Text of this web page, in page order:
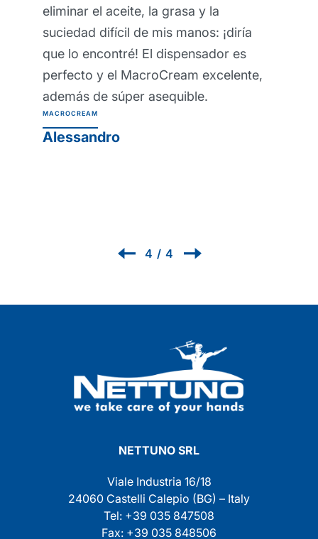
el aceite, la grasa y la
difícil de mis manos: ¡diría
encontré! El dispensador es
y el MacroCream excelente,
de súper asequible.
1/ 4
NETTUNO SRL
Viale Industria 16/18
24060 Castelli Calepio (BG) – Italy
Tel: +39 035 847508
Fax: +39 035 848506